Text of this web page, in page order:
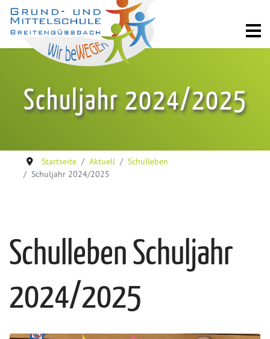
Schuljahr 2024/2025
Startseite Aktuell
Schulleben
Schuljahr 2024/2025
Schulleben Schuljahr
2024/2025